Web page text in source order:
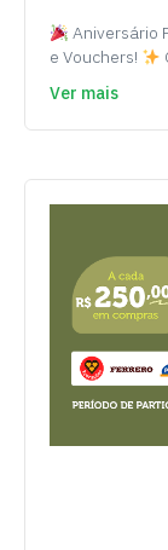
Aniversário
e Vouchers!
Ver mais